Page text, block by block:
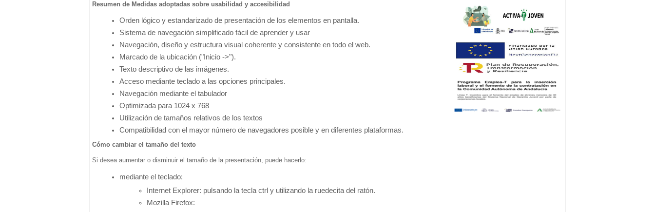
Resumen de Medidas adoptadas sobre usabilidad y accesibilidad
Orden lógico y estandarizado de presentación de los elementos en pantalla.
Sistema de navegación simplificado fácil de aprender y usar
Navegación, diseño y estructura visual coherente y consistente en todo el web.
Marcado de la ubicación ("Inicio ->").
Texto descriptivo de las imágenes.
Acceso mediante teclado a las opciones principales.
Navegación mediante el tabulador
Optimizada para 1024 x 768
Utilización de tamaños relativos de los textos
Compatibilidad con el mayor número de navegadores posible y en diferentes plataformas.
Cómo cambiar el tamaño del texto
Si desea aumentar o disminuir el tamaño de la presentación, puede hacerlo:
mediante el teclado:
Internet Explorer: pulsando la tecla ctrl y utilizando la ruedecita del ratón.
Mozilla Firefox: